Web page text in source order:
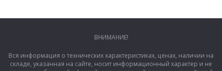
ВНИМАНИЕ!
Вся информация о технических характеристиках, ценах, наличии на
складе, указанная на сайте, носит информационный характер и не